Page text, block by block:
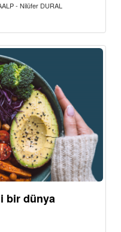
- Nilüfer DURAL
bir dünya